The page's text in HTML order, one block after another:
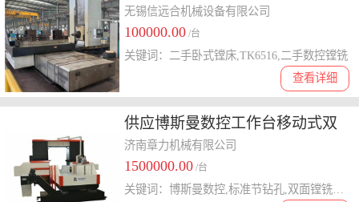
铣床二手卧式镗床
无锡信远合机械设备有限公司
100000.00 /台
查看详细
关键词：二手卧式镗床,TK6516,二手数控镗铣
供应博斯曼数控工作台移动式双
柱对头镗铣床
济南章力机械有限公司
1500000.00 /台